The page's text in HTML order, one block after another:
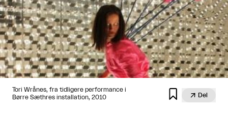
Tori Wrånes, fra tidligere performance i
Børre Sæthres installation, 2010
  Del